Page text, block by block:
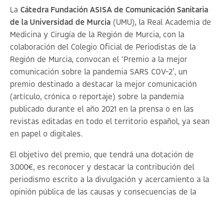
La Cátedra Fundación ASISA de Comunicación Sanitaria
de la Universidad de Murcia (UMU), la Real Academia de
Medicina y Cirugía de la Región de Murcia, con la
colaboración del Colegio Oficial de Periodistas de la
Región de Murcia, convocan el ‘Premio a la mejor
comunicación sobre la pandemia SARS COV-2’, un
premio destinado a destacar la mejor comunicación
(artículo, crónica o reportaje) sobre la pandemia
publicado durante el año 2021 en la prensa o en las
revistas editadas en todo el territorio español, ya sean
en papel o digitales.
El objetivo del premio, que tendrá una dotación de
3.000€, es reconocer y destacar la contribución del
periodismo escrito a la divulgación y acercamiento a la
opinión pública de las causas y consecuencias de la